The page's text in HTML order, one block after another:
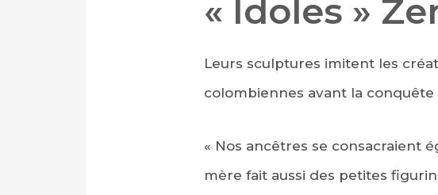
« Idoles »
Leurs sculptures imitent les
colombiennes avant la conquête
« Nos ancêtres se consacraient
mère fait aussi des petites